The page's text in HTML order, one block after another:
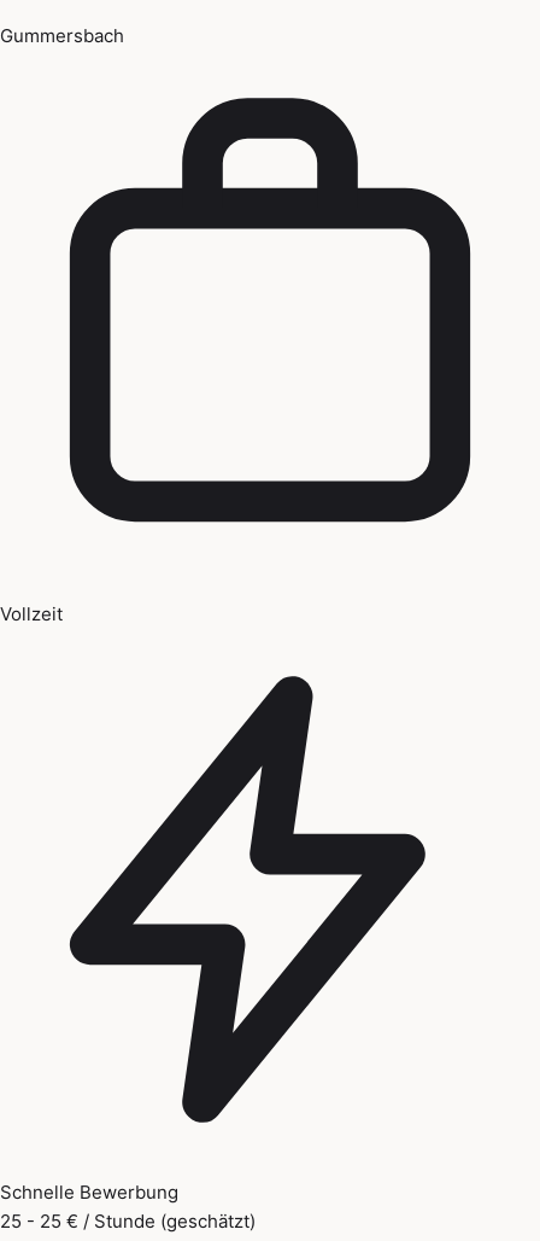
Gummersbach
Vollzeit
Schnelle Bewerbung
25 - 25 € / Stunde (geschätzt)